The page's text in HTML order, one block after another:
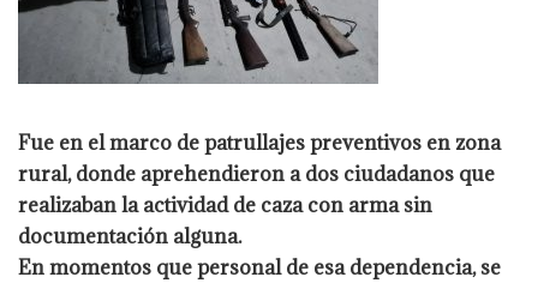
Fue en el marco de patrullajes preventivos en zona
rural, donde aprehendieron ados ciudadanos que
realizaban la actividad de caza con arma sin
documentación alguna.
En momentos que personal de esa dependencia, se